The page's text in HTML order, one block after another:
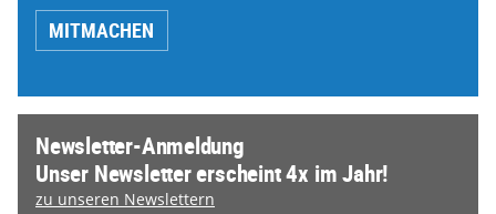
MITMACHEN
Newsletter-Anmeldung
Unser Newsletter erscheint 4x im Jahr!
zu unseren Newslettern